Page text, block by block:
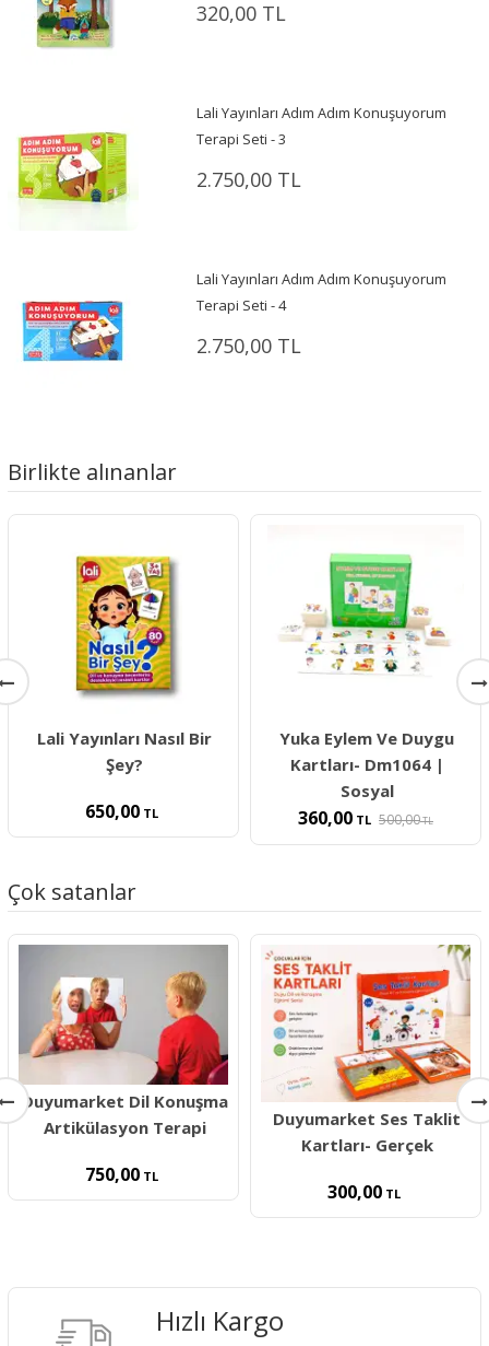
320,00 TL
Lali Yayınları Adım Adım Konuşuyorum
Terapi Seti - 3
2.750,00 TL
Lali Yayınları Adım Adım Konuşuyorum
Terapi Seti - 4
2.750,00 TL
Birlikte alınanlar
Lali Yayınları Nasıl Bir
Şey?
650,00 TL
Yuka Eylem Ve Duygu
Kartları- Dm1064 |
Sosyal
360,00 TL 500,00TL
Çok satanlar
Duyumarket Dil Konuşma
Artikülasyon Terapi
750,00 TL
Duyumarket Ses Taklit
Kartları- Gerçek
300,00 TL
Hızlı Kargo